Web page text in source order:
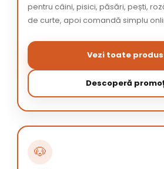
pentru câini, pisici, păsări, pești,
de curte, apoi comandă simplu
Vezi toate
Descoperă
🐶